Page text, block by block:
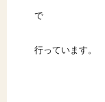
で
行っています。